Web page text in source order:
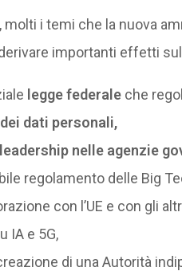
molti i temi che la nuova
importanti effetti
legge federaleche
dati personali,
leadership nelle agenzie
regolamento delle Big
con l’UE e con gli
IA e 5G,
di una Autorità